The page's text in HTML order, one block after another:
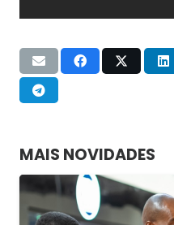
MAIS NOVIDADES